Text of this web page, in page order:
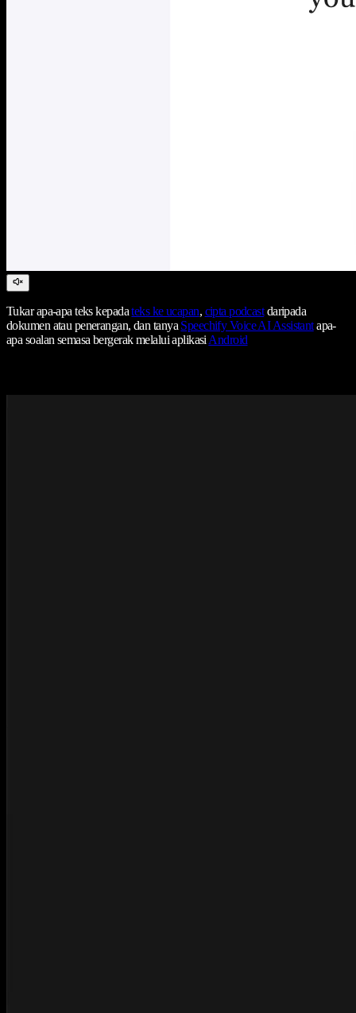
Tukar apa-apa teks kepadateks ke ucapan, cipta podcastdaripada
dokumen atau penerangan, dan tanyaSpeechify Voice AI Assistantapa-
apa soalan semasa bergerak melalui aplikasiAndroid